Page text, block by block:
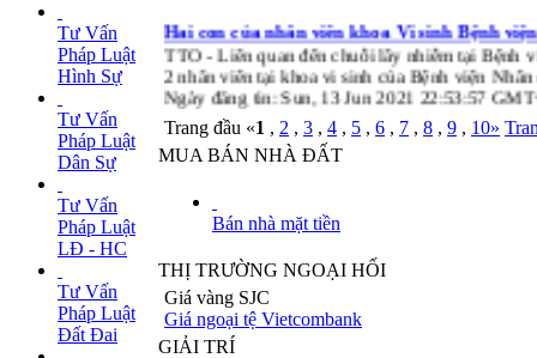
Tư Vấn
Pháp Luật
Hình Sự
Tư Vấn
Pháp Luật
Dân Sự
Tư Vấn
Pháp Luật
LĐ - HC
Tư Vấn
Pháp Luật
Đất Đai
Hai con của nhân viên khoa Vi sinh Bệnh
TTO - Liên quan đến chuỗi lây nhiễm tại Bệnh
2 nhân viên tại khoa vi sinh của Bệnh viện
Ngày đăng tin: Sun, 13 Jun 2021 22:53:57
Trang đầu «1 , 2 , 3 , 4 , 5 , 6 , 7 , 8 , 9 , 10»
MUA BÁN NHÀ ĐẤT
Bán nhà mặt tiền
THỊ TRƯỜNG NGOẠI HỐI
Giá vàng SJC
Giá ngoại tệ Vietcombank
GIẢI TRÍ